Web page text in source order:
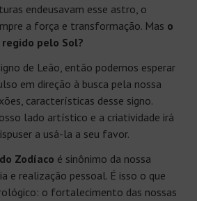
endeusavam esse astro, o
a força e transformação. Mas o
pelo Sol?
de Leão, então podemos esperar
em direção à busca pela nossa
características desse signo.
lado artístico e a criatividade irá
a usá-la a seu favor.
Zodíaco é sinônimo da nossa
e realização pessoal. É isso o que
o fortalecimento das nossas